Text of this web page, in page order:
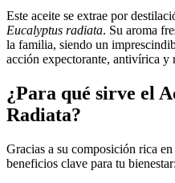
Este aceite se extrae por
Eucalyptus radiata. Su aroma
la familia, siendo un
acción expectorante, antivírica y
¿Para qué sirve el
Radiata?
Gracias a su composición rica
beneficios clave para tu bienestar: